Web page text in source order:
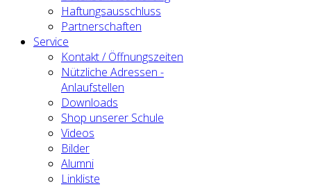
Haftungsausschluss
Partnerschaften
Service
Kontakt / Öffnungszeiten
Nützliche Adressen -
Anlaufstellen
Downloads
Shop unserer Schule
Videos
Bilder
Alumni
Linkliste